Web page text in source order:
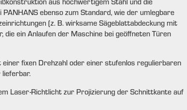
ebenso zum Standard, wie der umlegbare
(z. B. wirksame Sägeblattabdeckung mit
ein Anlaufen der Maschine bei geöffneten Türen
fixen Drehzahl oder einer stufenlos regulierbaren
lieferbar.
Laser-Richtlicht zur Projizierung der Schnittkante auf